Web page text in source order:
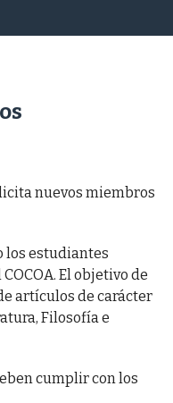
nuevos miembros
los estudiantes
El objetivo de
artículos de carácter
Filosofía e
cumplir con los